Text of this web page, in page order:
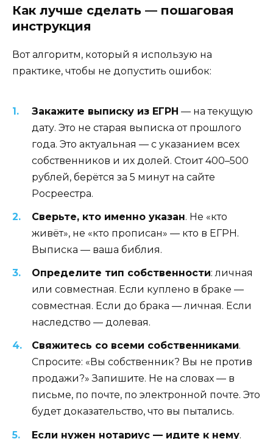
Как лучше сделать — пошаговая
инструкция
Вот алгоритм, который я использую на
практике, чтобы не допустить ошибок:
Закажите выписку из ЕГРН — на текущую
дату. Это не старая выписка от прошлого
года. Это актуальная — с указанием всех
собственников и их долей. Стоит 400–500
рублей, берётся за 5 минут на сайте
Росреестра.
Сверьте, кто именно указан. Не «кто
живёт», не «кто прописан» — кто в ЕГРН.
Выписка — ваша библия.
Определите тип собственности: личная
или совместная. Если куплено в браке —
совместная. Если до брака — личная. Если
наследство — долевая.
Свяжитесь со всеми собственниками.
Спросите: «Вы собственник? Вы не против
продажи?» Запишите. Не на словах — в
письме, по почте, по электронной почте. Это
будет доказательство, что вы пытались.
Если нужен нотариус — идите к нему.